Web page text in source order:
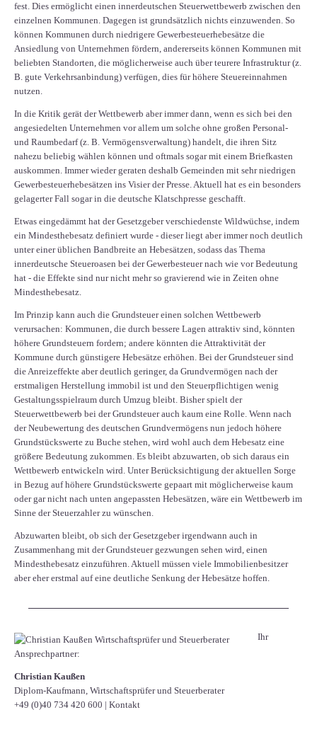
fest. Dies ermöglicht einen innerdeutschen Steuerwettbewerb zwischen den
einzelnen Kommunen. Dagegen ist grundsätzlich nichts einzuwenden. So
können Kommunen durch niedrigere Gewerbesteuerhebesätze die
Ansiedlung von Unternehmen fördern, andererseits können Kommunen mit
beliebten Standorten, die möglicherweise auch über teurere Infrastruktur (z.
B. gute Verkehrsanbindung) verfügen, dies für höhere Steuereinnahmen
nutzen.
In die Kritik gerät der Wettbewerb aber immer dann, wenn es sich bei den
angesiedelten Unternehmen vor allem um solche ohne großen Personal-
und Raumbedarf (z. B. Vermögensverwaltung) handelt, die ihren Sitz
nahezu beliebig wählen können und oftmals sogar mit einem Briefkasten
auskommen. Immer wieder geraten deshalb Gemeinden mit sehr niedrigen
Gewerbesteuerhebesätzen ins Visier der Presse. Aktuell hat es ein besonders
gelagerter Fall sogar in die deutsche Klatschpresse geschafft.
Etwas eingedämmt hat der Gesetzgeber verschiedenste Wildwüchse, indem
ein Mindesthebesatz definiert wurde - dieser liegt aber immer noch deutlich
unter einer üblichen Bandbreite an Hebesätzen, sodass das Thema
innerdeutsche Steueroasen bei der Gewerbesteuer nach wie vor Bedeutung
hat - die Effekte sind nur nicht mehr so gravierend wie in Zeiten ohne
Mindesthebesatz.
Im Prinzip kann auch die Grundsteuer einen solchen Wettbewerb
verursachen: Kommunen, die durch bessere Lagen attraktiv sind, könnten
höhere Grundsteuern fordern; andere könnten die Attraktivität der
Kommune durch günstigere Hebesätze erhöhen. Bei der Grundsteuer sind
die Anreizeffekte aber deutlich geringer, da Grundvermögen nach der
erstmaligen Herstellung immobil ist und den Steuerpflichtigen wenig
Gestaltungsspielraum durch Umzug bleibt. Bisher spielt der
Steuerwettbewerb bei der Grundsteuer auch kaum eine Rolle. Wenn nach
der Neubewertung des deutschen Grundvermögens nun jedoch höhere
Grundstückswerte zu Buche stehen, wird wohl auch dem Hebesatz eine
größere Bedeutung zukommen. Es bleibt abzuwarten, ob sich daraus ein
Wettbewerb entwickeln wird. Unter Berücksichtigung der aktuellen Sorge
in Bezug auf höhere Grundstückswerte gepaart mit möglicherweise kaum
oder gar nicht nach unten angepassten Hebesätzen, wäre ein Wettbewerb im
Sinne der Steuerzahler zu wünschen.
Abzuwarten bleibt, ob sich der Gesetzgeber irgendwann auch in
Zusammenhang mit der Grundsteuer gezwungen sehen wird, einen
Mindesthebesatz einzuführen. Aktuell müssen viele Immobilienbesitzer
aber eher erstmal auf eine deutliche Senkung der Hebesätze hoffen.
Ihr
Ansprechpartner:
Christian Kaußen
Diplom-Kaufmann, Wirtschaftsprüfer und Steuerberater
+49 (0)40 734 420 600 | Kontakt